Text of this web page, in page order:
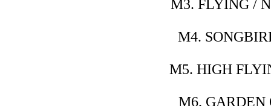
M3. FLYING /
M4.
M5. HIGH
M6. GARDEN